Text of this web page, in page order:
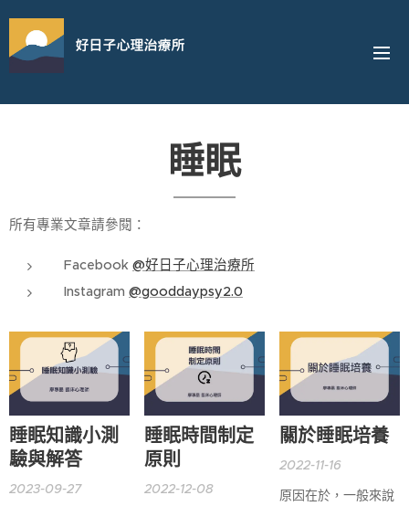
好日子心理治療所
睡眠
所有專業文章請參閱：
Facebook @好日子心理治療所
Instagram @gooddaypsy2.0
睡眠知識小測
驗與解答
2023-09-27
睡眠時間制定
原則
2022-12-08
關於睡眠培養
2022-11-16
原因在於，一般來說